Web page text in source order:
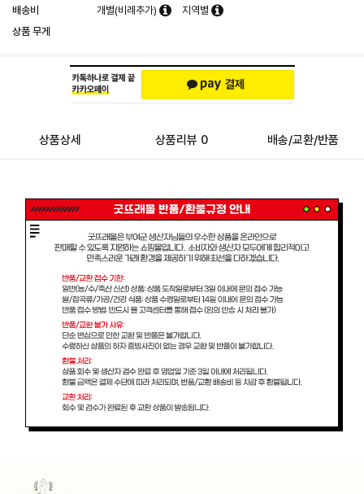
배송비 개별(비례추가)
지역별
상품 무게
상품상세 상품리뷰 0 배송/교환/반품